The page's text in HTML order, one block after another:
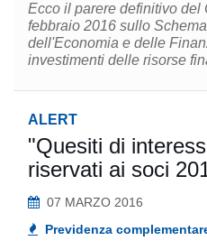
Ecco il parere definitivo del
febbraio 2016 sullo
dell'Economia e delle
investimenti delle risorse
ALERT
"Quesiti di
riservati ai soci
07 MARZO 2016
Previdenza